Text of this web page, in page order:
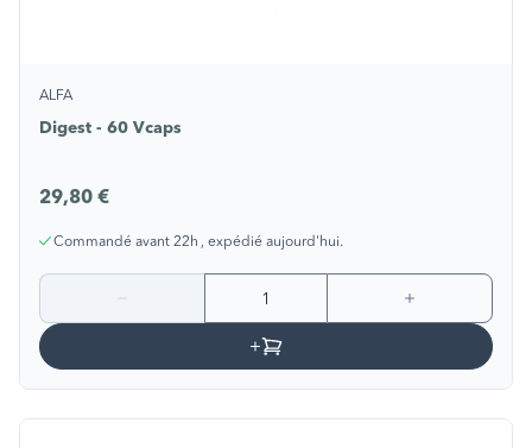
ALFA
Digest - 60 Vcaps
29,80 €
Commandé avant 22h , expédié aujourd'hui.